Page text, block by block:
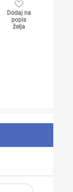
Dodaj na
popis
želja